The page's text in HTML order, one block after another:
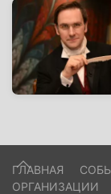
ГЛАВНАЯ
ОРГАНИЗАЦИИ